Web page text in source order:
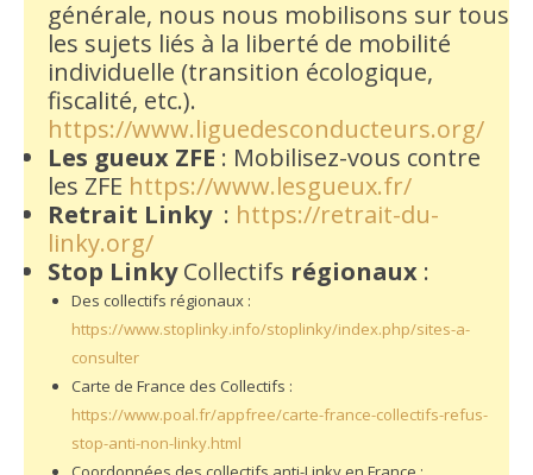
générale, nous nous mobilisons sur tous
les sujets liés à la liberté de mobilité
individuelle (transition écologique,
fiscalité, etc.).
https://www.liguedesconducteurs.org/
Les gueux ZFE : Mobilisez-vous contre
les ZFE https://www.lesgueux.fr/
Retrait Linky: https://retrait-du-
linky.org/
Stop LinkyCollectifs régionaux :
Des collectifs régionaux :
https://www.stoplinky.info/stoplinky/index.php/sites-a-
consulter
Carte de France des Collectifs :
https://www.poal.fr/appfree/carte-france-collectifs-refus-
stop-anti-non-linky.html